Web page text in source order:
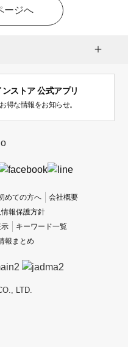
ージへ
ストア 公式アプリ
得な情報をお知らせ。
めての方へ
会社概要
報保護方針
キーワード一覧
報まとめ
LTD.